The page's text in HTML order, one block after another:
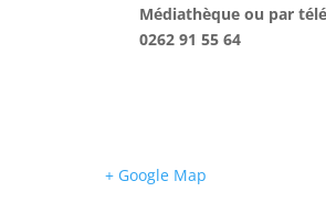
Médiathèque ou par
0262 91 55 64
+ Google Map